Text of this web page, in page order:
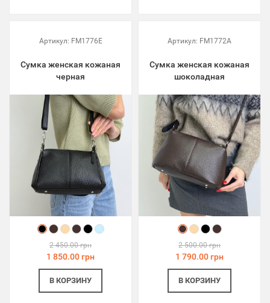
Артикул: FM1776E
Сумка женская кожаная
черная
2 450.00 грн
1 850.00 грн
В КОРЗИНУ
Артикул: FM1772A
Сумка женская кожаная
шоколадная
2 500.00 грн
1 790.00 грн
В КОРЗИНУ